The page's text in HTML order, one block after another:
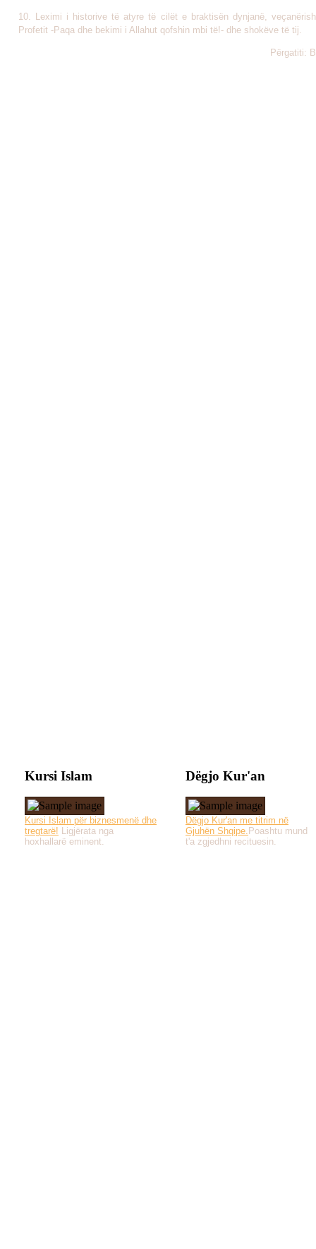
10. Leximi i historive të atyre të cilët e braktisën dynjanë,
Profetit -Paqa dhe bekimi i Allahut qofshin mbi të!- dhe shokëve të tij.
Përgatiti:
Kursi Islam
Kursi Islam për biznesmenë dhe
tregtarë! Ligjërata nga
hoxhallarë eminent.
Dëgjo Kur'an
Dëgjo Kur'an me titrim në
Gjuhën Shqipe. Poashtu mund
t'a zgjedhni recituesin.